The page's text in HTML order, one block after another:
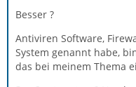
Besser ?
Antiviren Software,
System genannt habe,
das bei meinem Thema